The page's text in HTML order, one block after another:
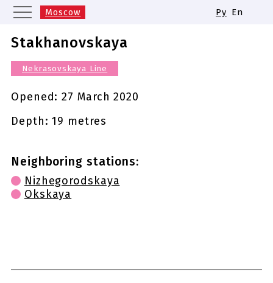
Moscow
Kazan
Nizhny Novgorod
Novosibirsk
Same names of metro stations
Ру En
Stakhanovskaya
Nekrasovskaya Line
Opened:27 March 2020
Depth: 19 metres
Neighboring stations:
Nizhegorodskaya
Okskaya